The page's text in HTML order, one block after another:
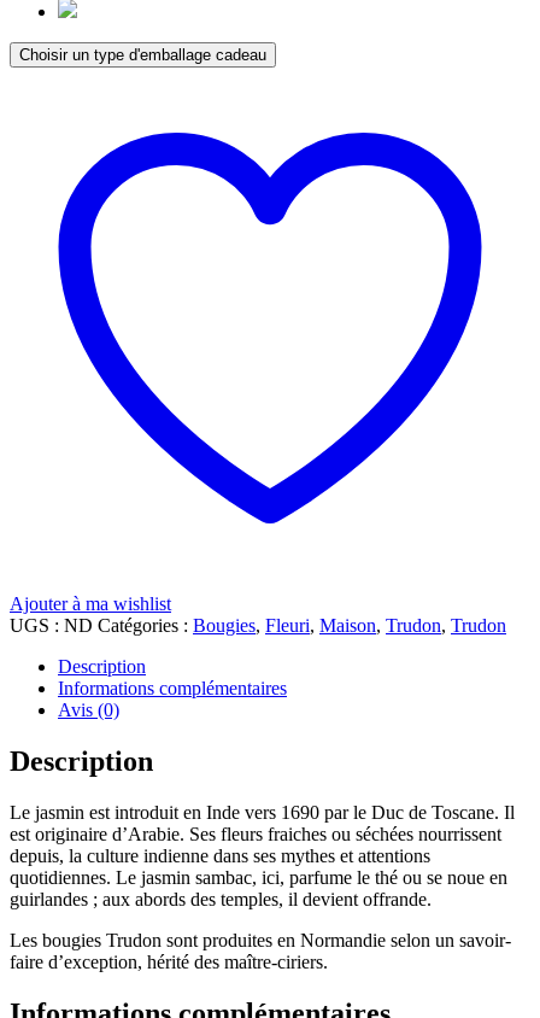
Ajouter à ma wishlist
UGS : ND Catégories : Bougies, Fleuri, Maison, Trudon, Trudon
Description
Informations complémentaires
Avis (0)
Description
Le jasmin est introduit en Inde vers 1690 par le Duc de Toscane. Il
est originaire d’Arabie. Ses fleurs fraiches ou séchées nourrissent
depuis, la culture indienne dans ses mythes et attentions
quotidiennes. Le jasmin sambac, ici, parfume le thé ou se noue en
guirlandes ; aux abords des temples, il devient offrande.
Les bougies Trudon sont produites en Normandie selon un savoir-
faire d’exception, hérité des maître-ciriers.